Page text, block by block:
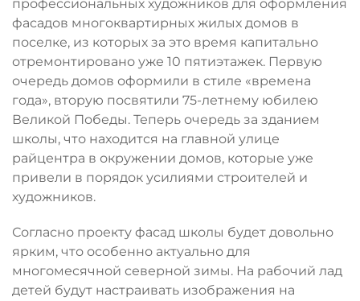
профессиональных художников для оформления
фасадов многоквартирных жилых домов в
поселке, из которых за это время капитально
отремонтировано уже 10 пятиэтажек. Первую
очередь домов оформили в стиле «времена
года», вторую посвятили 75-летнему юбилею
Великой Победы. Теперь очередь за зданием
школы, что находится на главной улице
райцентра в окружении домов, которые уже
привели в порядок усилиями строителей и
художников.
Согласно проекту фасад школы будет довольно
ярким, что особенно актуально для
многомесячной северной зимы. На рабочий лад
детей будут настраивать изображения на